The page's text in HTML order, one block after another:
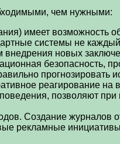
чем нужными:
имеет возможность
системы не
новых
безопасность,
реагирование на
позволяют
Создание журналов
рекламные